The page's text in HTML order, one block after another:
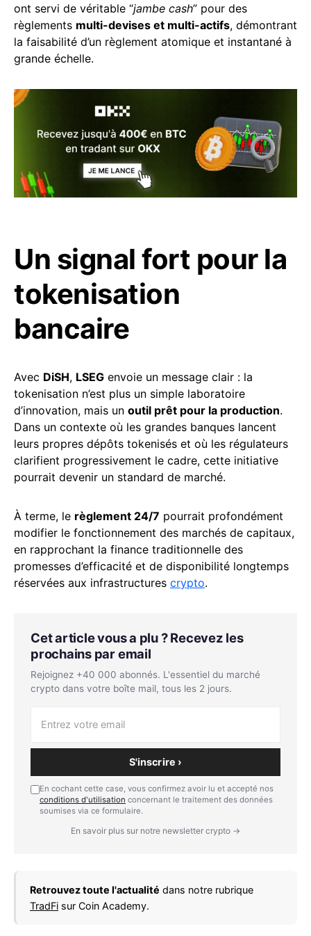
ont servi de véritable “jambe cash” pour des
règlements multi-devises et multi-actifs, démontrant
la faisabilité d’un règlement atomique et instantané à
grande échelle.
Un signal fort pour la
tokenisation
bancaire
Avec DiSH, LSEG envoie un message clair : la
tokenisation n’est plus un simple laboratoire
d’innovation, mais un outil prêt pour la production.
Dans un contexte où les grandes banques lancent
leurs propres dépôts tokenisés et où les régulateurs
clarifient progressivement le cadre, cette initiative
pourrait devenir un standard de marché.
À terme, le règlement 24/7 pourrait profondément
modifier le fonctionnement des marchés de capitaux,
en rapprochant la finance traditionnelle des
promesses d’efficacité et de disponibilité longtemps
réservées aux infrastructures crypto.
Cet article vous a plu ? Recevez les
prochains par email
Rejoignez +40 000 abonnés. L'essentiel du marché
crypto dans votre boîte mail, tous les 2 jours.
S'inscrire ›
En cochant cette case, vous confirmez avoir lu et accepté nos
conditions d'utilisation concernant le traitement des données
soumises via ce formulaire.
En savoir plus sur notre newsletter crypto →
Retrouvez toute l'actualité dans notre rubrique
TradFi sur Coin Academy.